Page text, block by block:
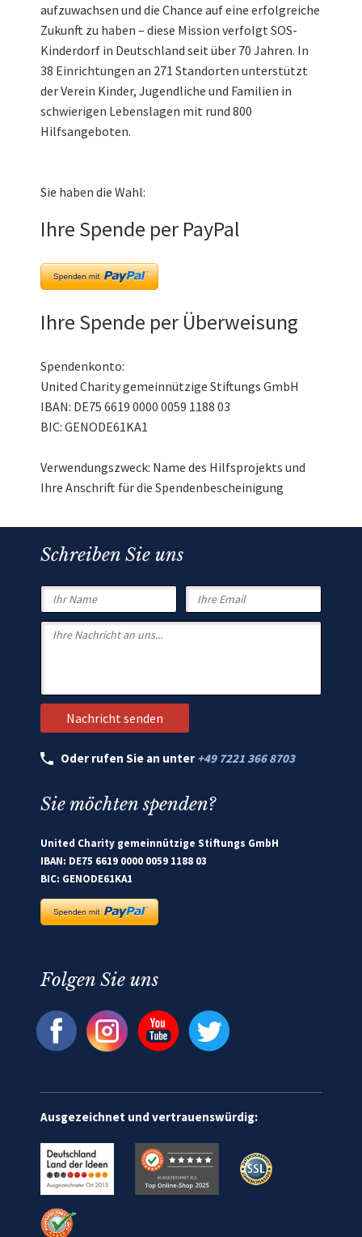
aufzuwachsen und die Chance auf eine erfolgreiche
Zukunft zu haben – diese Mission verfolgt SOS-
Kinderdorf in Deutschland seit über 70 Jahren. In
38 Einrichtungen an 271 Standorten unterstützt
der Verein Kinder, Jugendliche und Familien in
schwierigen Lebenslagen mit rund 800
Hilfsangeboten.
Sie haben die Wahl:
Ihre Spende per PayPal
Ihre Spende per Überweisung
Spendenkonto:
United Charity gemeinnützige Stiftungs GmbH
IBAN: DE75 6619 0000 0059 1188 03
BIC: GENODE61KA1
Verwendungszweck: Name des Hilfsprojekts und
Ihre Anschrift für die Spendenbescheinigung
Schreiben Sie uns
Oder rufen Sie an unter +49 7221 366 8703
Sie möchten spenden?
United Charity gemeinnützige Stiftungs GmbH
IBAN: DE75 6619 0000 0059 1188 03
BIC: GENODE61KA1
Folgen Sie uns
Ausgezeichnet und vertrauenswürdig: